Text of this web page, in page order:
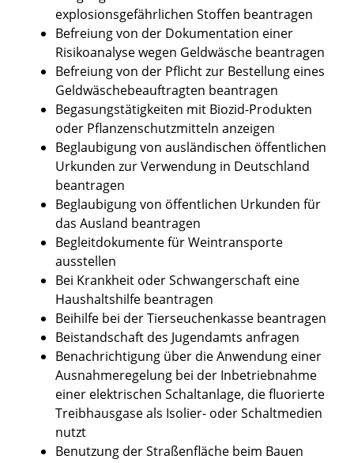
explosionsgefährlichen Stoffen beantragen
Befreiung von der Dokumentation einer
Risikoanalyse wegen Geldwäsche beantragen
Befreiung von der Pflicht zur Bestellung eines
Geldwäschebeauftragten beantragen
Begasungstätigkeiten mit Biozid-Produkten
oder Pflanzenschutzmitteln anzeigen
Beglaubigung von ausländischen öffentlichen
Urkunden zur Verwendung in Deutschland
beantragen
Beglaubigung von öffentlichen Urkunden für
das Ausland beantragen
Begleitdokumente für Weintransporte
ausstellen
Bei Krankheit oder Schwangerschaft eine
Haushaltshilfe beantragen
Beihilfe bei der Tierseuchenkasse beantragen
Beistandschaft des Jugendamts anfragen
Benachrichtigung über die Anwendung einer
Ausnahmeregelung bei der Inbetriebnahme
einer elektrischen Schaltanlage, die fluorierte
Treibhausgase als Isolier- oder Schaltmedien
nutzt
Benutzung der Straßenfläche beim Bauen